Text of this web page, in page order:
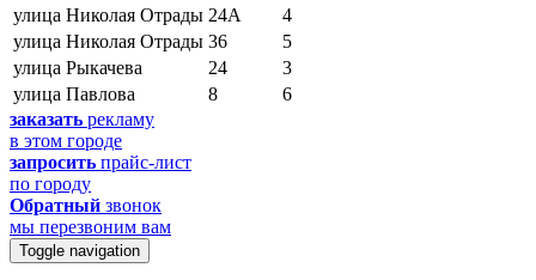
улица Николая Отрады 24А
4
улица Николая Отрады 36
5
улица Рыкачева
24
3
улица Павлова
8
6
заказать рекламу
в этом городе
запросить прайс-лист
по городу
Обратный звонок
мы перезвоним вам
Toggle navigation